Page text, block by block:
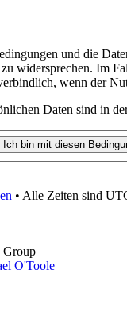
und die
widersprechen. Im
wenn der
Daten sind in
• Alle Zeiten sind
O'Toole